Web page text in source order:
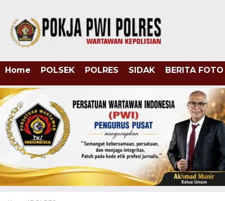
Home POLSEK POLRES SIDAK BERITA FOTO